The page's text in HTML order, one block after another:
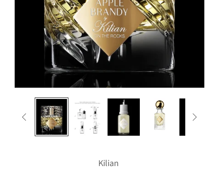
 
Kilian